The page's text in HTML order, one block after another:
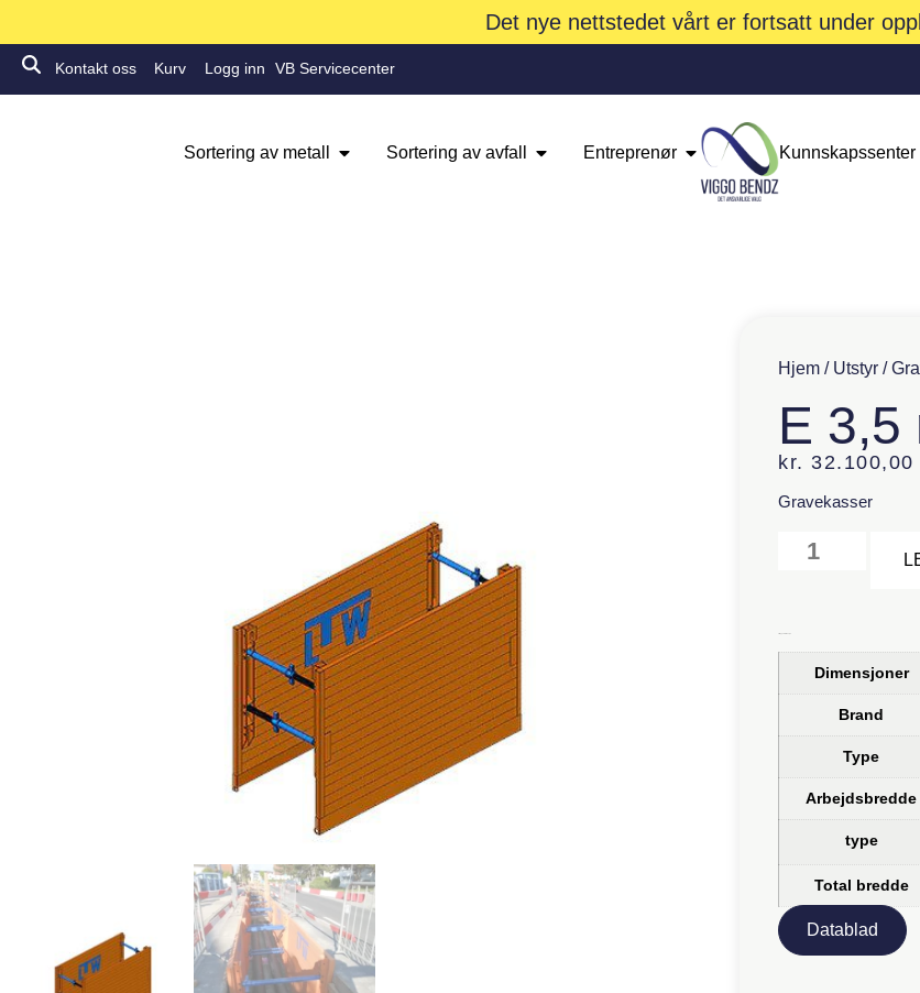
Det nye nettstedet vårt er fortsatt under
Kontakt oss Kurv Logg inn VB Servicecenter
Sortering av metall Sortering av avfall Entreprenør Kunnskapssenter
Hjem / Utstyr /
E 3,5
kr. 32.100,00
Gravekasser
Dimensjoner
Brand
Type
Arbejdsbredde
type
Total bredde
Datablad